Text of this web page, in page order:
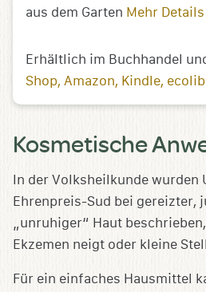
aus dem Garten Mehr
Erhältlich im Buchhandel
Shop Amazon Kindle
Kosmetische
In der Volksheilkunde wurden
Ehrenpreis-Sud bei gereizter,
„unruhiger“ Haut
Ekzemen neigt oder kleine
Für ein einfaches Hausmittel